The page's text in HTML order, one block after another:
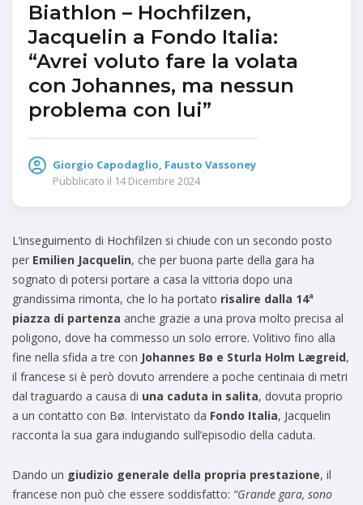
Biathlon – Hochfilzen,
Jacquelin a Fondo Italia:
“Avrei voluto fare la volata
con Johannes, ma nessun
problema con lui”
Giorgio Capodaglio, Fausto Vassoney
Pubblicato il 14 Dicembre 2024
L’inseguimento di Hochfilzen si chiude con un secondo posto
per Emilien Jacquelin, che per buona parte della gara ha
sognato di potersi portare a casa la vittoria dopo una
grandissima rimonta, che lo ha portato risalire dalla 14ª
piazza di partenza anche grazie a una prova molto precisa al
poligono, dove ha commesso un solo errore. Volitivo fino alla
fine nella sfida a tre con Johannes Bø e Sturla Holm Lægreid,
il francese si è però dovuto arrendere a poche centinaia di metri
dal traguardo a causa di una caduta in salita, dovuta proprio
a un contatto con Bø. Intervistato da Fondo Italia, Jacquelin
racconta la sua gara indugiando sull’episodio della caduta.
Dando un giudizio generale della propria prestazione, il
francese non può che essere soddisfatto: “Grande gara, sono